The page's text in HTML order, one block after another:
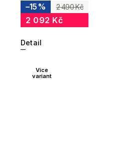
2 490 Kč
–15 %
2 092 Kč
Detail
Více
variant